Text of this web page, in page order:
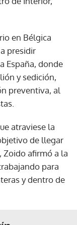
en Bélgica
presidir
España, donde
y sedición,
preventiva, al
atraviese la
de llegar
Zoido afirmó a la
para
y dentro de